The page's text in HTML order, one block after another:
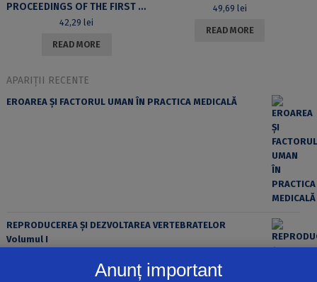
PROCEEDINGS OF THE FIRST INTERNATIONAL LINGUISTIC SYMPOSIUM (BUCHAREST, NOVEMBER 13TH/14TH 2007)
42,29lei
READ MORE
49,69 lei
READ MORE
APARIȚII RECENTE
EROAREA ȘI FACTORUL UMAN ÎN PRACTICA MEDICALĂ
REPRODUCEREA ȘI DEZVOLTAREA VERTEBRATELOR
Volumul I
ÎN EMBRIOLOGIE, MODELE IN VITRO ALE DEZVOLTĂRII
Anunț important